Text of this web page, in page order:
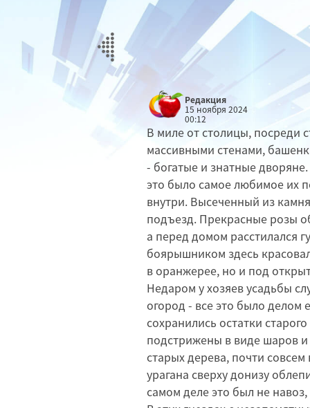
Редакция
15 ноября 2024
00:12
В миле от столицы, посреди
массивными стенами,
- богатые и знатные
это было самое любимое их
внутри. Высеченный из
подъезд. Прекрасные розы
а перед домом расстилался
боярышником здесь
в оранжерее, но и под
Недаром у хозяев усадьбы
огород - все это было делом
сохранились остатки
подстрижены в виде шаров
старых дерева, почти
урагана сверху донизу
самом деле это был не навоз,